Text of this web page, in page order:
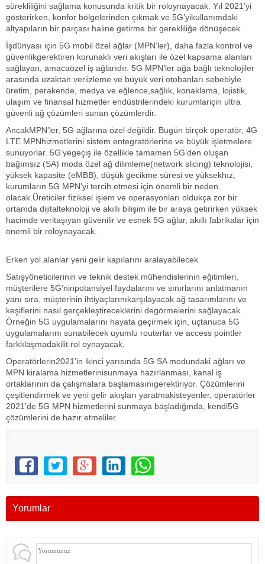
sürekliliğini sağlama konusunda kritik bir roloynayacak. Yıl 2021’yi
gösterirken, konfor bölgelerinden çıkmak ve 5G’yikullanımdaki
altyapıların bir parçası haline getirme bir gerekliliğe dönüşecek.
İşdünyası için 5G mobil özel ağlar (MPN’ler), daha fazla kontrol ve
güvenlikgerektiren korunaklı veri akışları ile özel kapsama alanları
sağlayan, amacaözel iş ağlarıdır. 5G MPN’ler ağa bağlı teknolojiler
arasında uzaktan veriizleme ve büyük veri otobanları sebebiyle
üretim, perakende, medya ve eğlence,sağlık, konaklama, lojistik,
ulaşım ve finansal hizmetler endüstrilerindeki kurumlariçin ultra
güvenli ağ çözümleri sunan çözümlerdir.
AncakMPN’ler, 5G ağlarına özel değildir. Bugün birçok operatör, 4G
LTE MPNhizmetlerini sistem entegratörlerine ve büyük işletmelere
sunuyorlar. 5G’yegeçiş ile özellikle tamamen 5G’den oluşan
bağımsız (SA) moda özel ağ dilimleme(network slicing) teknolojisi,
yüksek kapasite (eMBB), düşük gecikme süresi ve yüksekhız,
kurumların 5G MPN’yi tercih etmesi için önemli bir neden
olacak.Üreticiler fiziksel işlem ve operasyonları oldukça zor bir
ortamda dijitalteknoloji ve akıllı bilişim ile bir araya getirirken yüksek
hacimde veritaşıyan güvenilir ve esnek 5G ağlar, akıllı fabrikalar için
önemli bir roloynayacak.
Erken yol alanlar yeni gelir kapılarını aralayabilecek
Satışyöneticilerinin ve teknik destek mühendislerinin eğitimleri,
müşterilere 5G’ninpotansiyel faydalarını ve sınırlarını anlatmanın
yanı sıra, müşterinin ihtiyaçlarınıkarşılayacak ağ tasarımlarını ve
keşiflerini nasıl gerçekleştireceklerini degörmelerini sağlayacak.
Örneğin 5G uygulamalarını hayata geçirmek için, uçtanuca 5G
uygulamalarını sunabilecek uyumlu routerlar ve access pointler
farklılaşmadakilit rol oynayacak.
Operatörlerin2021’in ikinci yarısında 5G SA modundaki ağları ve
MPN kiralama hizmetlerinisunmaya hazırlanması, kanal iş
ortaklarının da çalışmalara başlamasınıgerektiriyor. Çözümlerini
çeşitlendirmek ve yeni gelir akışları yaratmakisteyenler, operatörler
2021’de 5G MPN hizmetlerini sunmaya başladığında, kendi5G
çözümlerini de hazır etmeliler.
Yorumlar